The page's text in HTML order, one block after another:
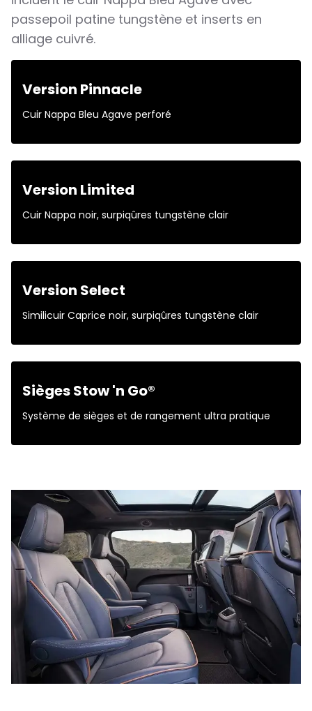
passepoil patine tungstène et inserts en
alliage cuivré.
Version Pinnacle
Cuir Nappa Bleu Agave perforé
Version Limited
Cuir Nappa noir, surpiqûres tungstène clair
Version Select
Similicuir Caprice noir, surpiqûres tungstène clair
Sièges Stow 'n Go®
Système de sièges et de rangement ultra pratique